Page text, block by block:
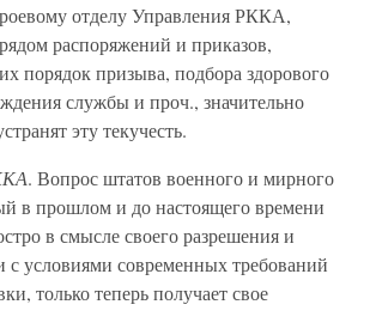
отделу Управления РККА,
распоряжений и приказов,
порядок призыва, подбора здорового
службы и проч., значительно
эту текучесть.
. Вопрос штатов военного и мирного
в прошлом и до настоящего времени
в смысле своего разрешения и
с условиями современных требований
только теперь получает свое